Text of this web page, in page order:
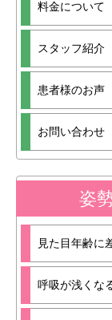
料金について
スタッフ紹介
患者様のお声
お問い合わせ
姿
見た目年齢に
呼吸が浅くな